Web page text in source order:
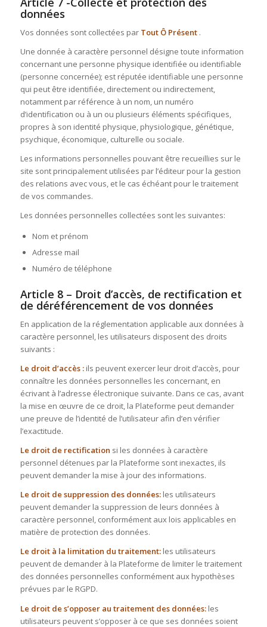
données
Vos données sont collectées par Tout Ô Présent.
Une donnée à caractère personnel désigne toute information
concernant une personne physique identifiée ou identifiable
(personne concernée); est réputée identifiable une personne
qui peut être identifiée, directement ou indirectement,
notamment par référence à un nom, un numéro
d’identification ou à un ou plusieurs éléments spécifiques,
propres à son identité physique, physiologique, génétique,
psychique, économique, culturelle ou sociale.
Les informations personnelles pouvant être recueillies sur le
site sont principalement utilisées par l’éditeur pour la gestion
des relations avec vous, et le cas échéant pour le traitement
de vos commandes.
Les données personnelles collectées sont les suivantes:
Nom et prénom
Adresse mail
Numéro de téléphone
Article 8 – Droit d’accès, de rectification et
de déréférencement de vos données
En application de la réglementation applicable aux données à
caractère personnel, les utilisateurs disposent des droits
suivants :
Le droit d’accès :ils peuvent exercer leur droit d’accès, pour
connaître les données personnelles les concernant, en
écrivant à l’adresse électronique suivante. Dans ce cas, avant
la mise en œuvre de ce droit, la Plateforme peut demander
une preuve de l’identité de l’utilisateur afin d’en vérifier
l’exactitude.
Le droit de rectification si les données à caractère
personnel détenues par la Plateforme sont inexactes, ils
peuvent demander la mise à jour des informations.
Le droit de suppression des données:les utilisateurs
peuvent demander la suppression de leurs données à
caractère personnel, conformément aux lois applicables en
matière de protection des données.
Le droit à la limitation du traitement:les utilisateurs
peuvent de demander à la Plateforme de limiter le traitement
des données personnelles conformément aux hypothèses
prévues par le RGPD.
Le droit de s’opposer au traitement des données:les
utilisateurs peuvent s’opposer à ce que ses données soient